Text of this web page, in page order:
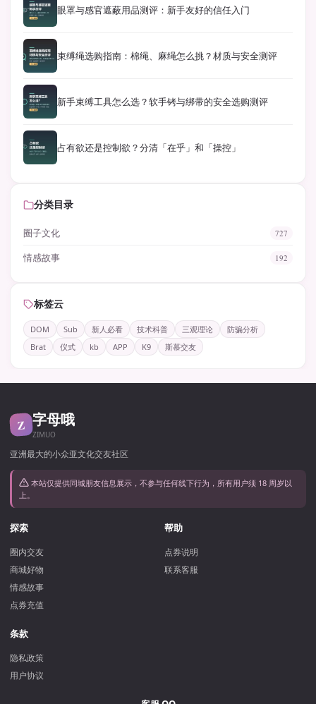
眼罩与感官遮蔽用品测评：新手友好的信任入门
束缚绳选购指南：棉绳、麻绳怎么挑？材质与安全测评
新手束缚工具怎么选？软手铐与绑带的安全选购测评
占有欲还是控制欲？分清「在乎」和「操控」
分类目录
圈子文化 727
情感故事 192
标签云
DOM Sub 新人必看 技术科普 三观理论
防骗分析
Brat
仪式 kb APP K9 斯慕交友
Z 字母哦
ZIMUO
亚洲最大的小众亚文化交友社区
本站仅提供同城朋友信息展示，不参与任何线下行为，所有用户须 18 周岁以
上。
探索
圈内交友
商城好物
情感故事
点券充值
帮助
点券说明
联系客服
条款
隐私政策
用户协议